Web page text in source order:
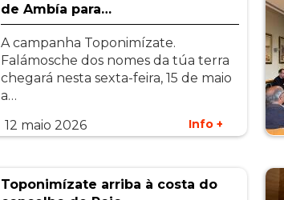
de Ambía para…
A campanha Toponimízate.
Falámosche dos nomes da túa terra
chegará nesta sexta-feira, 15 de maio
a…
12 maio 2026
Info +
Toponimízate arriba à costa do